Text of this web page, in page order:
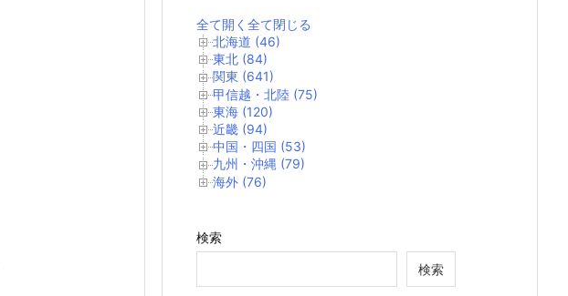
全て開く 全て閉じる
北海道 (46)
東北 (84)
関東 (641)
甲信越・北陸 (75)
東海 (120)
近畿 (94)
中国・四国 (53)
九州・沖縄 (79)
海外 (76)
検索
検索